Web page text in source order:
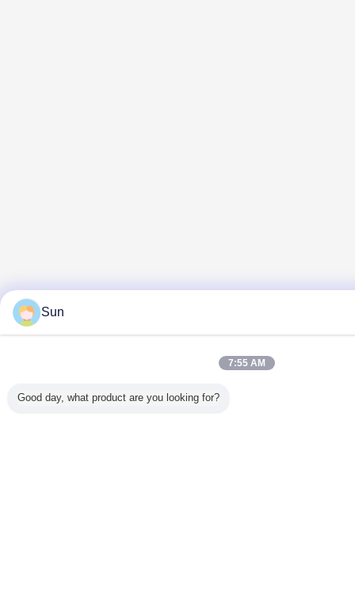
Sun
7:55 AM
Good day, what product are you looking for?